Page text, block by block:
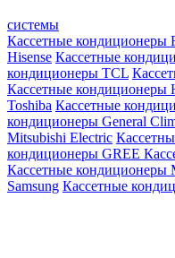
системы
Кассетные кондиционеры
Hisense Кассетные
кондиционеры TCL
Кассетные кондиционеры
Toshiba Кассетные
кондиционеры General
Mitsubishi Electric
кондиционеры GREE
Кассетные кондиционеры
Samsung Кассетные